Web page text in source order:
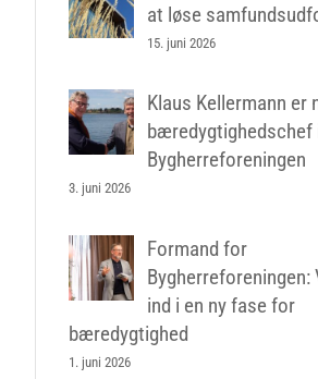
at løse
15. juni 2026
Klaus Kellermann er
bæredygtighedschef
Bygherreforeningen
3. juni 2026
Formand for
Bygherreforeningen:
ind i en ny fase for
bæredygtighed
1. juni 2026